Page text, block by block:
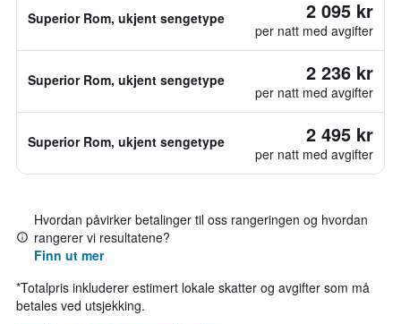
Superior Rom, ukjent sengetype 2 095 kr
per natt med avgifter
Superior Rom, ukjent sengetype 2 236 kr
per natt med avgifter
Superior Rom, ukjent sengetype 2 495 kr
per natt med avgifter
Hvordan påvirker betalinger til oss rangeringen og hvordan
rangerer vi resultatene?
Finn ut mer
*Totalpris inkluderer estimert lokale skatter og avgifter som må
betales ved utsjekking.